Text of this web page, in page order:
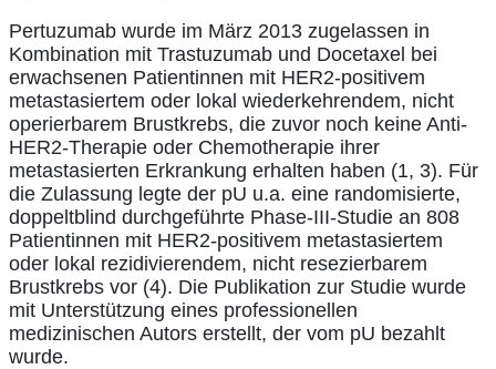
Pertuzumab wurde im März 2013 zugelassen in
Kombination mit Trastuzumab und Docetaxel bei
erwachsenen Patientinnen mit HER2-positivem
metastasiertem oder lokal wiederkehrendem, nicht
operierbarem Brustkrebs, die zuvor noch keine Anti-
HER2-Therapie oder Chemotherapie ihrer
metastasierten Erkrankung erhalten haben (1, 3). Für
die Zulassung legte der pU u.a. eine randomisierte,
doppeltblind durchgeführte Phase-III-Studie an 808
Patientinnen mit HER2-positivem metastasiertem
oder lokal rezidivierendem, nicht resezierbarem
Brustkrebs vor (4). Die Publikation zur Studie wurde
mit Unterstützung eines professionellen
medizinischen Autors erstellt, der vom pU bezahlt
wurde.